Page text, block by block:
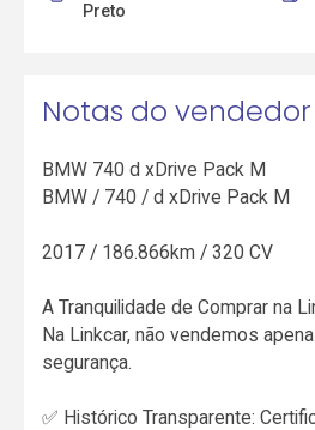
Preto
Notas do vendedor
BMW 740 d xDrive Pack M
BMW / 740 / d xDrive Pack M
2017 / 186.866km / 320 CV
A Tranquilidade de Comprar na
Na Linkcar, não vendemos
segurança.
✅ Histórico Transparente: